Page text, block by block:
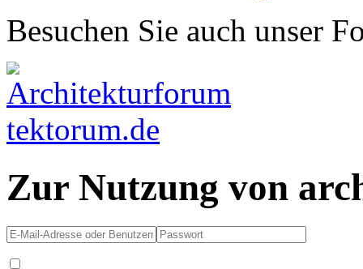
Besuchen Sie auch unser
Zur Nutzung von